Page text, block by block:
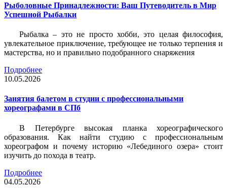
Рыболовные Принадлежности: Ваш Путеводитель в Мир
Успешной Рыбалки
Рыбалка – это не просто хобби, это целая философия,
увлекательное приключение, требующее не только терпения и
мастерства, но и правильно подобранного снаряжения
Подробнее
10.05.2026
Занятия балетом в студии с профессиональными
хореографами в СПб
В Петербурге высокая планка хореографического
образования. Как найти студию с профессиональным
хореографом и почему историю «Лебединого озера» стоит
изучить до похода в театр.
Подробнее
04.05.2026